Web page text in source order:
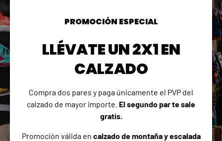
Habra regalo para todos los
asistentes, sorteos y descuentos
exclusivos.
0
Cerrar
PROMOCIÓN ESPECIAL
LLÉVATE UN 2X1 EN
CALZADO
Compra dos pares y paga únicamente el PVP del
calzado de mayor importe. El segundo par te sale
gratis.
Promoción válida en calzado de montaña y escalada